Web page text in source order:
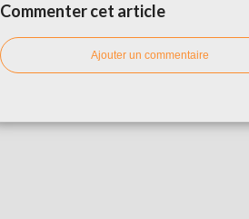
Commenter cet article
Ajouter un commentaire